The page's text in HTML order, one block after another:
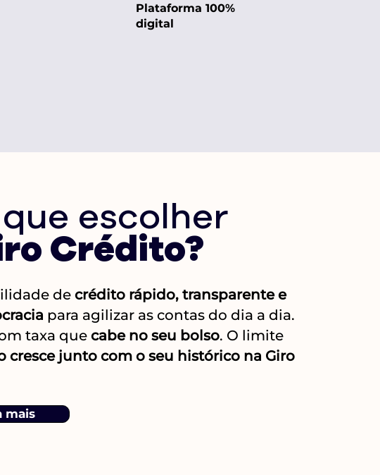
Plataforma 100%
digital
escolher
Crédito?
de crédito rápido, transparente e
para agilizar as contas do dia a dia.
taxa que cabe no seu bolso. O limite
cresce junto com o seu histórico na Giro
mais